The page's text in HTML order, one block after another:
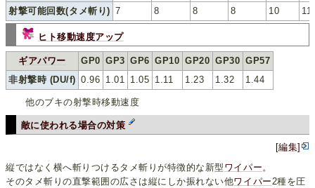
射撃可能回数(タメ斬り) 7 8 8 8 10 11
ヒト移動速度アップ
ギアパワー GP0 GP3 GP6 GP10 GP20 GP30 GP57
非射撃時 (DU/f) 0.96 1.01 1.05 1.11 1.23 1.32 1.44
他のブキの射撃時移動速度
敵に使われる場合の対策
[編集]
縦ではなく横へ斬りつけるタメ斬りが特徴的な新型 ワイパー 。
そのタメ斬りの直撃範囲の広さは縦にしか振れない他ワイパー 2種を圧